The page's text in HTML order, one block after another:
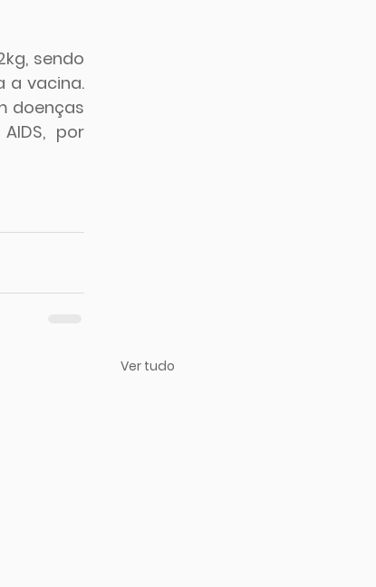
sendo
a vacina.
doenças
por
Ver tudo